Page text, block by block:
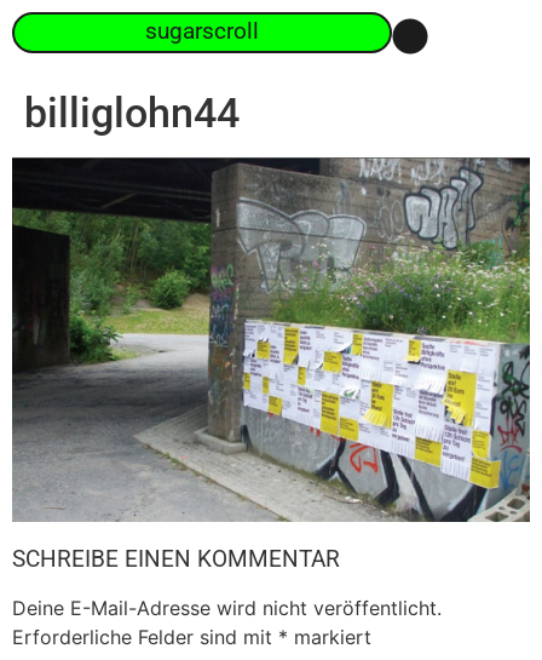
sugarscroll
billiglohn44
SCHREIBE EINEN KOMMENTAR
Deine E-Mail-Adresse wird nicht veröffentlicht.
Erforderliche Felder sind mit * markiert